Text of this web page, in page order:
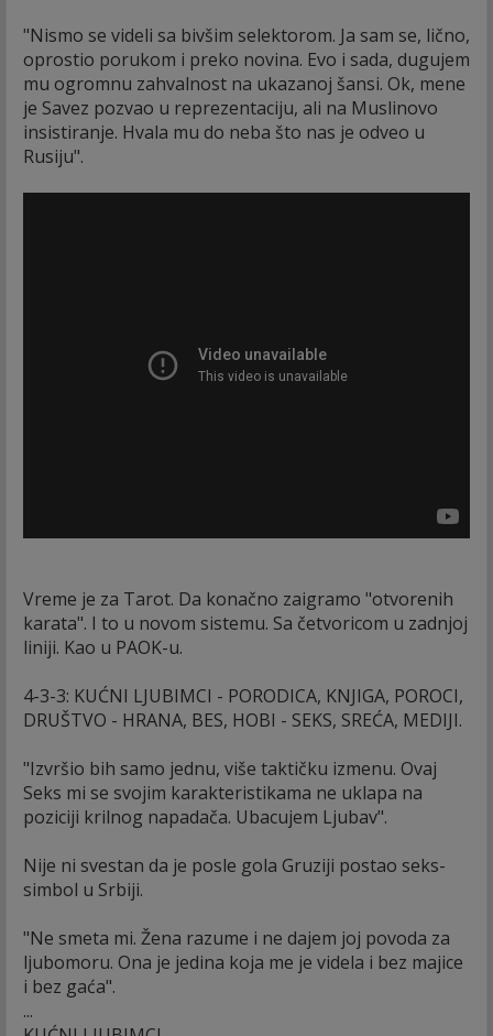
"Nismo se videli sa bivšim selektorom. Ja sam se, lično,
oprostio porukom i preko novina. Evo i sada, dugujem
mu ogromnu zahvalnost na ukazanoj šansi. Ok, mene
je Savez pozvao u reprezentaciju, ali na Muslinovo
insistiranje. Hvala mu do neba što nas je odveo u
Rusiju".
Vreme je za Tarot. Da konačno zaigramo "otvorenih
karata". I to u novom sistemu. Sa četvoricom u zadnjoj
liniji. Kao u PAOK-u.
4-3-3: KUĆNI LJUBIMCI - PORODICA, KNJIGA, POROCI,
DRUŠTVO - HRANA, BES, HOBI - SEKS, SREĆA, MEDIJI.
"Izvršio bih samo jednu, više taktičku izmenu. Ovaj
Seks mi se svojim karakteristikama ne uklapa na
poziciji krilnog napadača. Ubacujem Ljubav".
Nije ni svestan da je posle gola Gruziji postao seks-
simbol u Srbiji.
"Ne smeta mi. Žena razume i ne dajem joj povoda za
ljubomoru. Ona je jedina koja me je videla i bez majice
i bez gaća".
...